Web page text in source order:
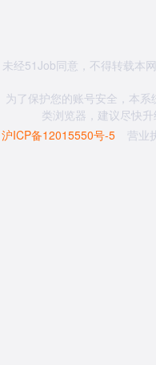
未经51Job同意，不得转载本
为了保护您的账号安全，本
类浏览器，建议尽快
沪ICP备12015550号-5
营业